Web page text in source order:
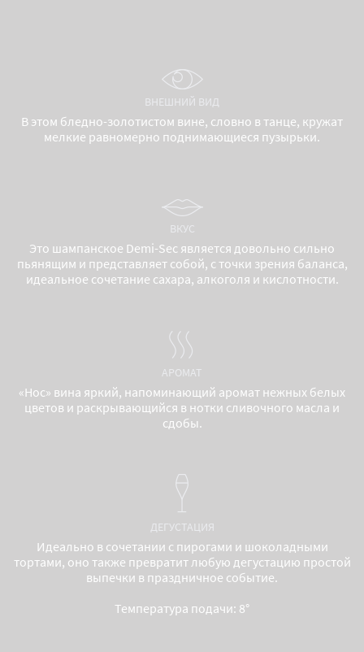
ВНЕШНИЙ ВИД
В этом бледно-золотистом вине, словно в танце, кружат
мелкие равномерно поднимающиеся пузырьки.
ВКУС
Это шампанское Demi-Sec является довольно сильно
пьянящим и представляет собой, с точки зрения баланса,
идеальное сочетание сахара, алкоголя и кислотности.
АРОМАТ
«Нос» вина яркий, напоминающий аромат нежных белых
цветов и раскрывающийся в нотки сливочного масла и
сдобы.
ДЕГУСТАЦИЯ
Идеально в сочетании с пирогами и шоколадными
тортами, оно также превратит любую дегустацию простой
выпечки в праздничное событие.
Температура подачи: 8°